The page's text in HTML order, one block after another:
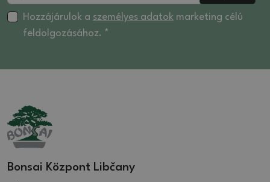
Hozzájárulok a személyes adatok marketing célú
feldolgozásához. *
Bonsai Központ Libčany